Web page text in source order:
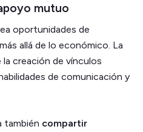
mutuo
oportunidades de
allá de lo económico. La
creación de vínculos
de comunicación y
también compartir